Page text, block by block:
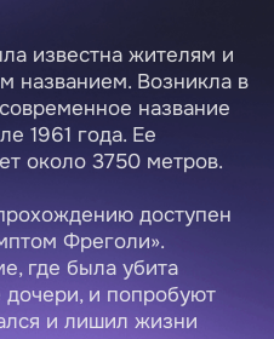
известна жителям и
названием. Возникла в
название
1961 года. Ее
около 3750 метров.
доступен
Фреголи».
где была убита
и попробуют
и лишил жизни